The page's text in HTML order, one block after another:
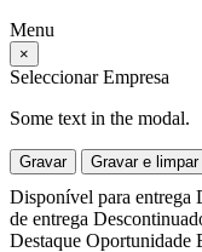
Menu
×
Seleccionar Empresa
Some text in the modal.
Gravar Gravar e
Disponível para entrega
de entrega
Destaque Oportunidade